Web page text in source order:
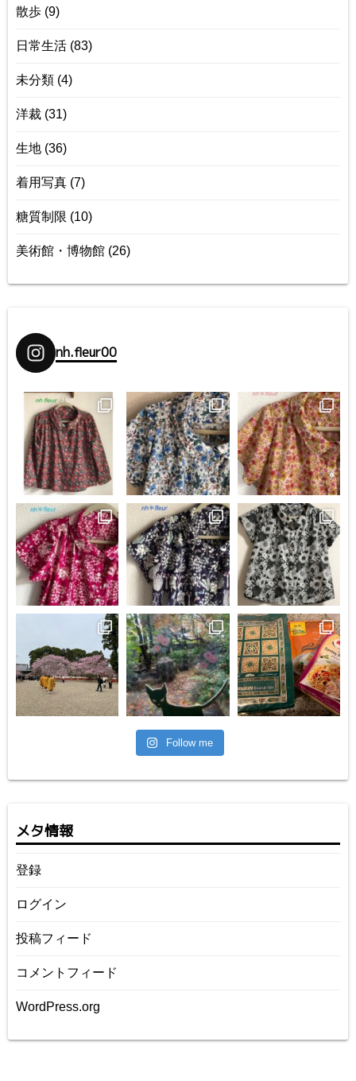
散歩 (9)
日常生活 (83)
未分類 (4)
洋裁 (31)
生地 (36)
着用写真 (7)
糖質制限 (10)
美術館・博物館 (26)
nh.fleur00
Follow me
メタ情報
登録
ログイン
投稿フィード
コメントフィード
WordPress.org